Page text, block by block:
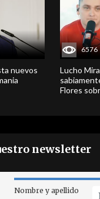
nuevos
6576
Lucho
Flores
newsletter
Nombre y apellido